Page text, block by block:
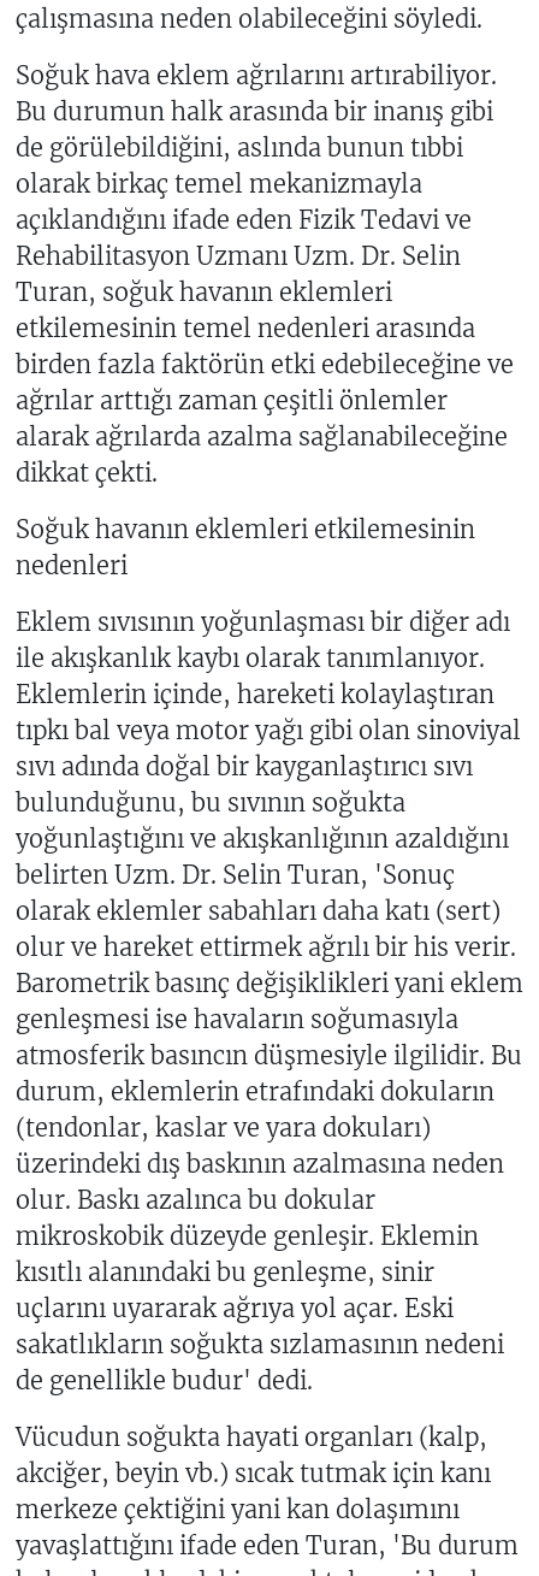
çalışmasına neden olabileceğini söyledi.
Soğuk hava eklem ağrılarını artırabiliyor.
Bu durumun halk arasında bir inanış gibi
de görülebildiğini, aslında bunun tıbbi
olarak birkaç temel mekanizmayla
açıklandığını ifade eden Fizik Tedavi ve
Rehabilitasyon Uzmanı Uzm. Dr. Selin
Turan, soğuk havanın eklemleri
etkilemesinin temel nedenleri arasında
birden fazla faktörün etki edebileceğine ve
ağrılar arttığı zaman çeşitli önlemler
alarak ağrılarda azalma sağlanabileceğine
dikkat çekti.
Soğuk havanın eklemleri etkilemesinin
nedenleri
Eklem sıvısının yoğunlaşması bir diğer adı
ile akışkanlık kaybı olarak tanımlanıyor.
Eklemlerin içinde, hareketi kolaylaştıran
tıpkı bal veya motor yağı gibi olan sinoviyal
sıvı adında doğal bir kayganlaştırıcı sıvı
bulunduğunu, bu sıvının soğukta
yoğunlaştığını ve akışkanlığının azaldığını
belirten Uzm. Dr. Selin Turan, 'Sonuç
olarak eklemler sabahları daha katı (sert)
olur ve hareket ettirmek ağrılı bir his verir.
Barometrik basınç değişiklikleri yani eklem
genleşmesi ise havaların soğumasıyla
atmosferik basıncın düşmesiyle ilgilidir. Bu
durum, eklemlerin etrafındaki dokuların
(tendonlar, kaslar ve yara dokuları)
üzerindeki dış baskının azalmasına neden
olur. Baskı azalınca bu dokular
mikroskobik düzeyde genleşir. Eklemin
kısıtlı alanındaki bu genleşme, sinir
uçlarını uyararak ağrıya yol açar. Eski
sakatlıkların soğukta sızlamasının nedeni
de genellikle budur' dedi.
Vücudun soğukta hayati organları (kalp,
akciğer, beyin vb.) sıcak tutmak için kanı
merkeze çektiğini yani kan dolaşımını
yavaşlattığını ifade eden Turan, 'Bu durum